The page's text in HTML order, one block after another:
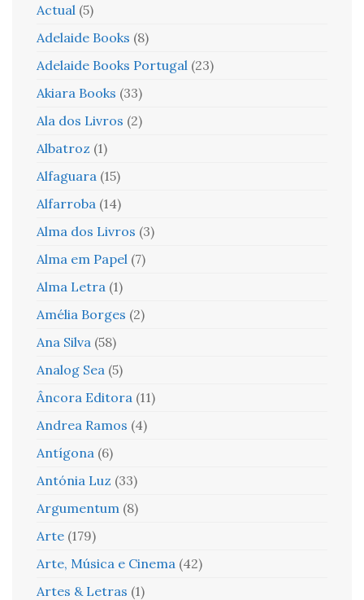
Actual (5)
Adelaide Books (8)
Adelaide Books Portugal (23)
Akiara Books (33)
Ala dos Livros (2)
Albatroz (1)
Alfaguara (15)
Alfarroba (14)
Alma dos Livros (3)
Alma em Papel (7)
Alma Letra (1)
Amélia Borges (2)
Ana Silva (58)
Analog Sea (5)
Âncora Editora (11)
Andrea Ramos (4)
Antígona (6)
Antónia Luz (33)
Argumentum (8)
Arte (179)
Arte, Música e Cinema (42)
Artes & Letras (1)